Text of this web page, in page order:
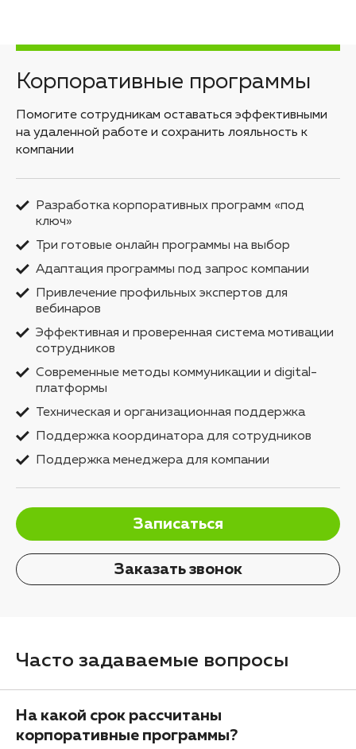
Корпоративные программы
Помогите сотрудникам оставаться эффективными
на удаленной работе и сохранить лояльность к
компании
Разработка корпоративных программ «под
ключ»
Три готовые онлайн программы на выбор
Адаптация программы под запрос компании
Привлечение профильных экспертов для
вебинаров
Эффективная и проверенная система мотивации
сотрудников
Современные методы коммуникации и digital-
платформы
Техническая и организационная поддержка
Поддержка координатора для сотрудников
Поддержка менеджера для компании
Записаться
Заказать звонок
Часто задаваемые вопросы
На какой срок рассчитаны
корпоративные программы?